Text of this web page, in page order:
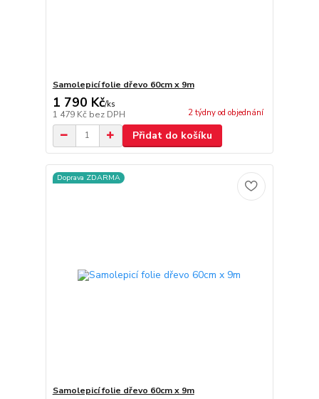
Samolepicí folie dřevo 60cm x 9m
1 790 Kč/ks
1 479 Kč bez DPH 2 týdny od objednání
Přidat do košíku
Doprava ZDARMA
Samolepicí folie dřevo 60cm x 9m